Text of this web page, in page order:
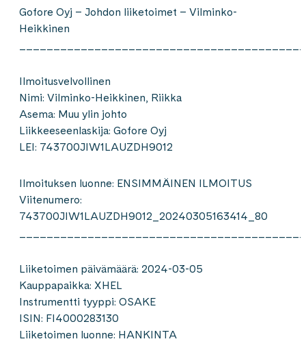
Gofore Oyj – Johdon liiketoimet – Vilminko-
Heikkinen
Ilmoitusvelvollinen
Nimi: Vilminko-Heikkinen, Riikka
Asema: Muu ylin johto
Liikkeeseenlaskija: Gofore Oyj
LEI: 743700JIW1LAUZDH9012
Ilmoituksen luonne: ENSIMMÄINEN ILMOITUS
Viitenumero:
743700JIW1LAUZDH9012_20240305163414_80
Liiketoimen päivämäärä: 2024-03-05
Kauppapaikka: XHEL
Instrumentti tyyppi: OSAKE
ISIN: FI4000283130
Liiketoimen luonne: HANKINTA